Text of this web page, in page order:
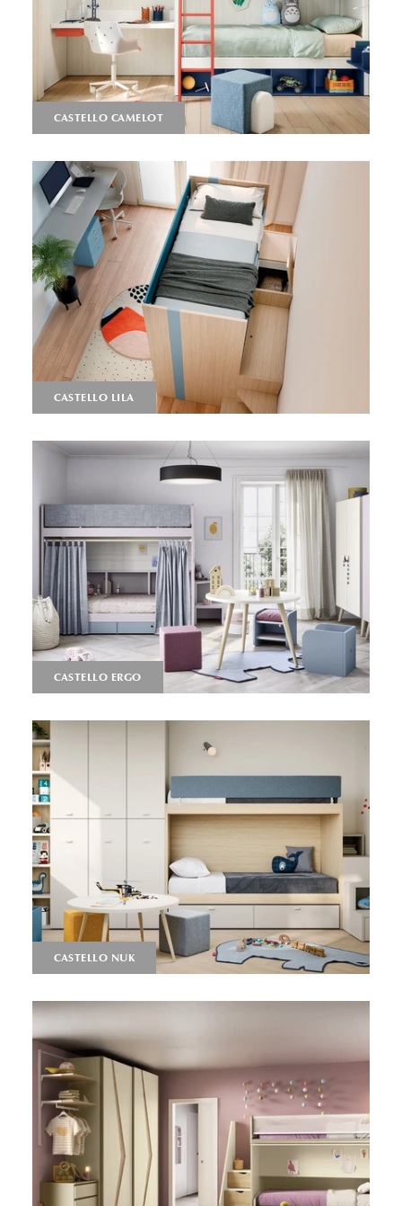
CASTELLO CAMELOT
CASTELLO LILA
CASTELLO ERGO
CASTELLO NUK